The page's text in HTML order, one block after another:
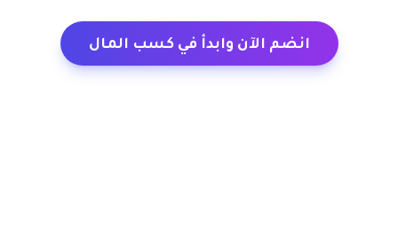
انضم الآن وابدأ في كسب المال